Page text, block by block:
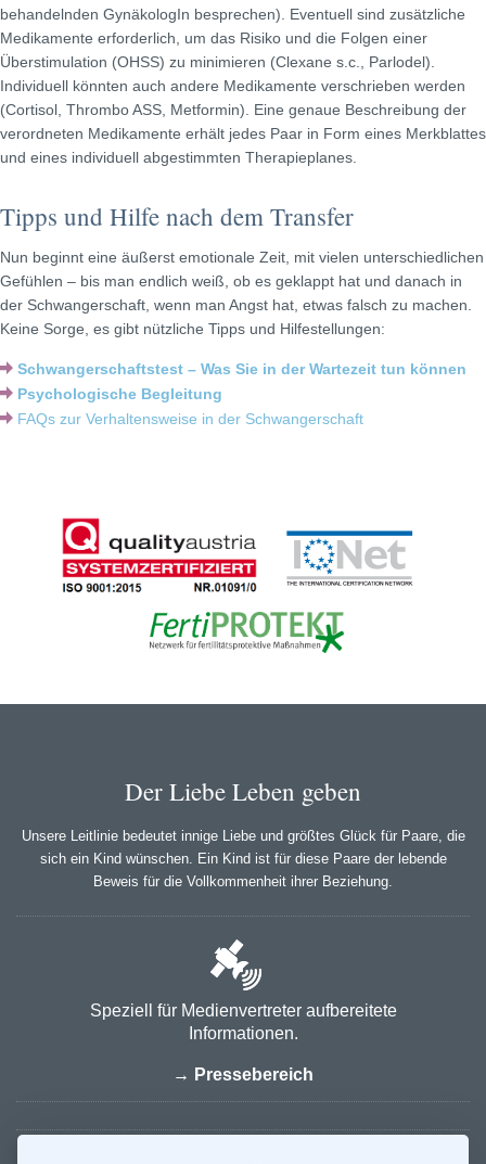
behandelnden GynäkologIn besprechen). Eventuell sind zusätzliche
Medikamente erforderlich, um das Risiko und die Folgen einer
Überstimulation (OHSS) zu minimieren (Clexane s.c., Parlodel).
Individuell könnten auch andere Medikamente verschrieben werden
(Cortisol, Thrombo ASS, Metformin). Eine genaue Beschreibung der
verordneten Medikamente erhält jedes Paar in Form eines Merkblattes
und eines individuell abgestimmten Therapieplanes.
Tipps und Hilfe nach dem Transfer
Nun beginnt eine äußerst emotionale Zeit, mit vielen unterschiedlichen
Gefühlen – bis man endlich weiß, ob es geklappt hat und danach in
der Schwangerschaft, wenn man Angst hat, etwas falsch zu machen.
Keine Sorge, es gibt nützliche Tipps und Hilfestellungen:
Schwangerschaftstest – Was Sie in der Wartezeit tun können
Psychologische Begleitung
FAQs zur Verhaltensweise in der Schwangerschaft
Der Liebe Leben geben
Unsere Leitlinie bedeutet innige Liebe und größtes Glück für Paare, die
sich ein Kind wünschen. Ein Kind ist für diese Paare der lebende
Beweis für die Vollkommenheit ihrer Beziehung.
Speziell für Medienvertreter aufbereitete
Informationen.
→ Pressebereich